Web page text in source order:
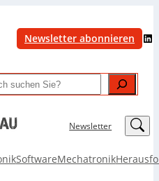
Newsletter abonnieren LinkedIn
Newsletter LinkedIn
SoftwareMechatronik